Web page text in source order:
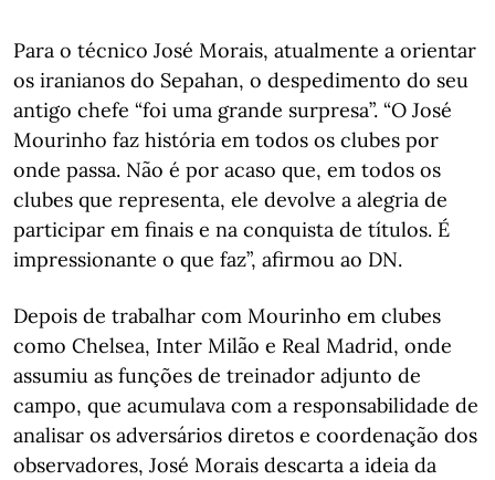
Para o técnico José Morais, atualmente a orientar
os iranianos do Sepahan, o despedimento do seu
antigo chefe “foi uma grande surpresa”. “O José
Mourinho faz história em todos os clubes por
onde passa. Não é por acaso que, em todos os
clubes que representa, ele devolve a alegria de
participar em finais e na conquista de títulos. É
impressionante o que faz”, afirmou ao DN.
Depois de trabalhar com Mourinho em clubes
como Chelsea, Inter Milão e Real Madrid, onde
assumiu as funções de treinador adjunto de
campo, que acumulava com a responsabilidade de
analisar os adversários diretos e coordenação dos
observadores, José Morais descarta a ideia da